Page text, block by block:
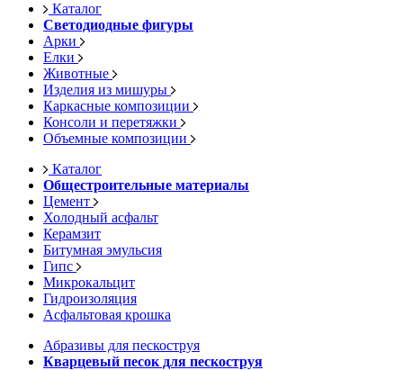
Каталог
Светодиодные фигуры
Арки
Елки
Животные
Изделия из мишуры
Каркасные композиции
Консоли и перетяжки
Объемные композиции
Каталог
Общестроительные материалы
Цемент
Холодный асфальт
Керамзит
Битумная эмульсия
Гипс
Микрокальцит
Гидроизоляция
Асфальтовая крошка
Абразивы для пескоструя
Кварцевый песок для пескоструя